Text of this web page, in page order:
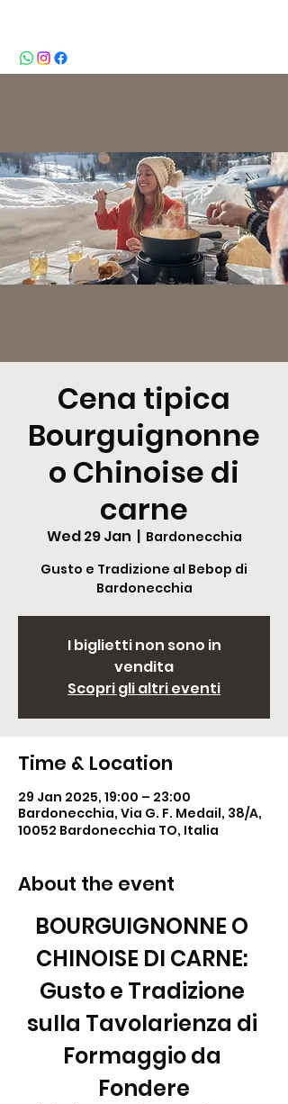
Cena tipica
Bourguignonne
o Chinoise di
carne
Wed 29 Jan
  |
Bardonecchia
Gusto e Tradizione al Bebop di
Bardonecchia
I biglietti non sono in
vendita
Scopri gli altri eventi
Time & Location
29 Jan 2025, 19:00 – 23:00
Bardonecchia, Via G. F. Medail, 38/A,
10052 Bardonecchia TO, Italia
About the event
BOURGUIGNONNE O
CHINOISE DI CARNE:
Gusto e Tradizione
sulla Tavolarienza di
Formaggio da
Fondere